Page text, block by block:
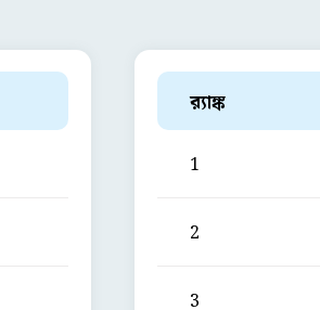
ব়্যাঙ্ক
1
2
3